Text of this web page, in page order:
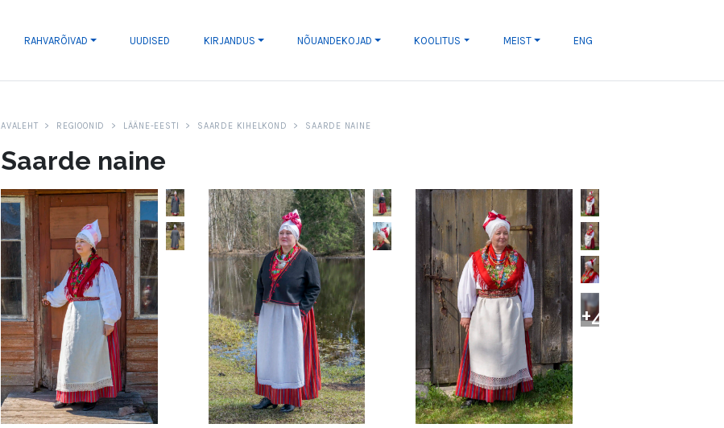
RAHVARÕIVAD UUDISED KIRJANDUS NÕUANDEKOJAD KOOLITUS MEIST ENG
AVALEHT REGIOONID LÄÄNE-EESTI SAARDE KIHELKOND SAARDE NAINE
Saarde naine
+4